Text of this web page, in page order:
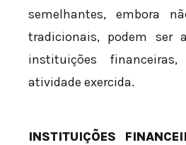
semelhantes, embora
tradicionais, podem ser
instituições
atividade exercida.
INSTITUIÇÕES